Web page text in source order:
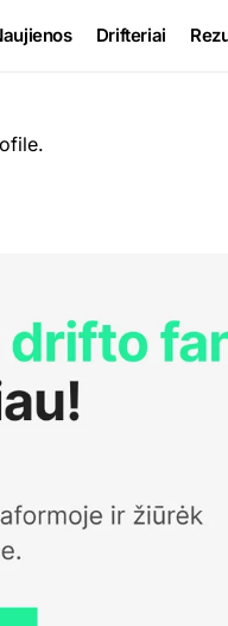
Drifteriai